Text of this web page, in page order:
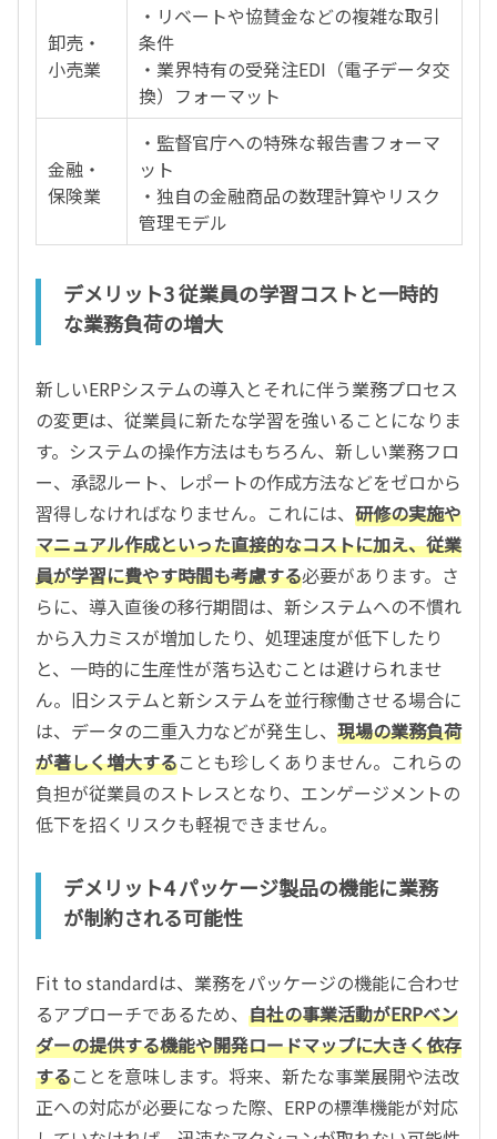
卸売・
小売業
・リベートや協賛金などの複雑な取引
条件
・業界特有の受発注EDI（電子データ交
換）フォーマット
金融・
保険業
・監督官庁への特殊な報告書フォーマ
ット
・独自の金融商品の数理計算やリスク
管理モデル
デメリット3 従業員の学習コストと一時的
な業務負荷の増大
新しいERPシステムの導入とそれに伴う業務プロセス
の変更は、従業員に新たな学習を強いることになりま
す。システムの操作方法はもちろん、新しい業務フロ
ー、承認ルート、レポートの作成方法などをゼロから
習得しなければなりません。これには、 研修の実施や
マニュアル作成といった直接的なコストに加え、従業
員が学習に費やす時間も考慮する必要があります。さ
らに、導入直後の移行期間は、新システムへの不慣れ
から入力ミスが増加したり、処理速度が低下したり
と、一時的に生産性が落ち込むことは避けられませ
ん。旧システムと新システムを並行稼働させる場合に
は、データの二重入力などが発生し、 現場の業務負荷
が著しく増大することも珍しくありません。これらの
負担が従業員のストレスとなり、エンゲージメントの
低下を招くリスクも軽視できません。
デメリット4 パッケージ製品の機能に業務
が制約される可能性
Fit to standardは、業務をパッケージの機能に合わせ
るアプローチであるため、 自社の事業活動がERPベン
ダーの提供する機能や開発ロードマップに大きく依存
することを意味します。将来、新たな事業展開や法改
正への対応が必要になった際、ERPの標準機能が対応